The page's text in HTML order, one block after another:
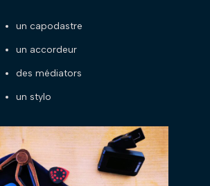
un capodastre
un accordeur
des médiators
un stylo